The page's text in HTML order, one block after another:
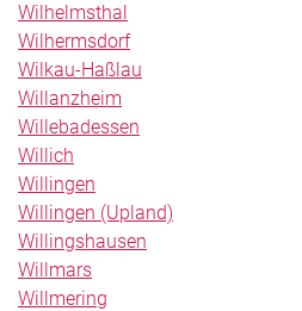
Wilhelmsthal
Wilhermsdorf
Wilkau-Haßlau
Willanzheim
Willebadessen
Willich
Willingen
Willingen (Upland)
Willingshausen
Willmars
Willmering